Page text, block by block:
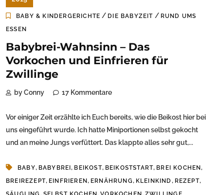
BABY & KINDERGERICHTE / DIE BABYZEIT / RUND UMS
ESSEN
Babybrei-Wahnsinn – Das
Vorkochen und Einfrieren für
Zwillinge
by Conny 17 Kommentare
Vor einiger Zeit erzählte ich Euch bereits, wie die Beikost hier bei
uns eingeführt wurde. Ich hatte Miniportionen selbst gekocht
und an meine Jungs verfüttert. Das klappte alles sehr gut,...
BABY, BABYBREI, BEIKOST, BEIKOSTSTART, BREI KOCHEN,
BREIREZEPT, EINFRIEREN , ERNÄHRUNG, KLEINKIND, REZEPT,